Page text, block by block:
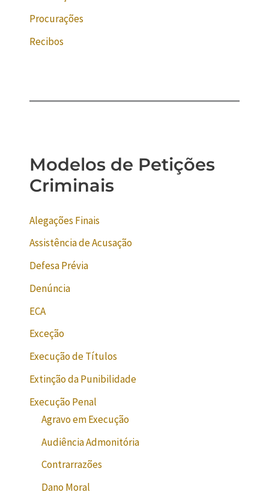
Procurações
Recibos
Modelos de Petições
Criminais
Alegações Finais
Assistência de Acusação
Defesa Prévia
Denúncia
ECA
Exceção
Execução de Títulos
Extinção da Punibilidade
Execução Penal
Agravo em Execução
Audiência Admonitória
Contrarrazões
Dano Moral